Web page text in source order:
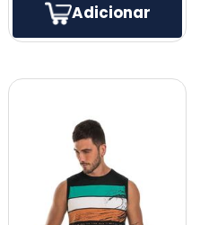
Adicionar